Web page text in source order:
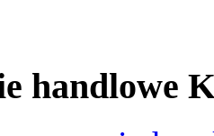
handlowe